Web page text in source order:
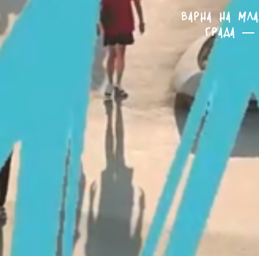
Варна на
града —